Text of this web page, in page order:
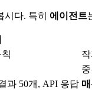
다. 특히 에이전트
과 50개, API 응답